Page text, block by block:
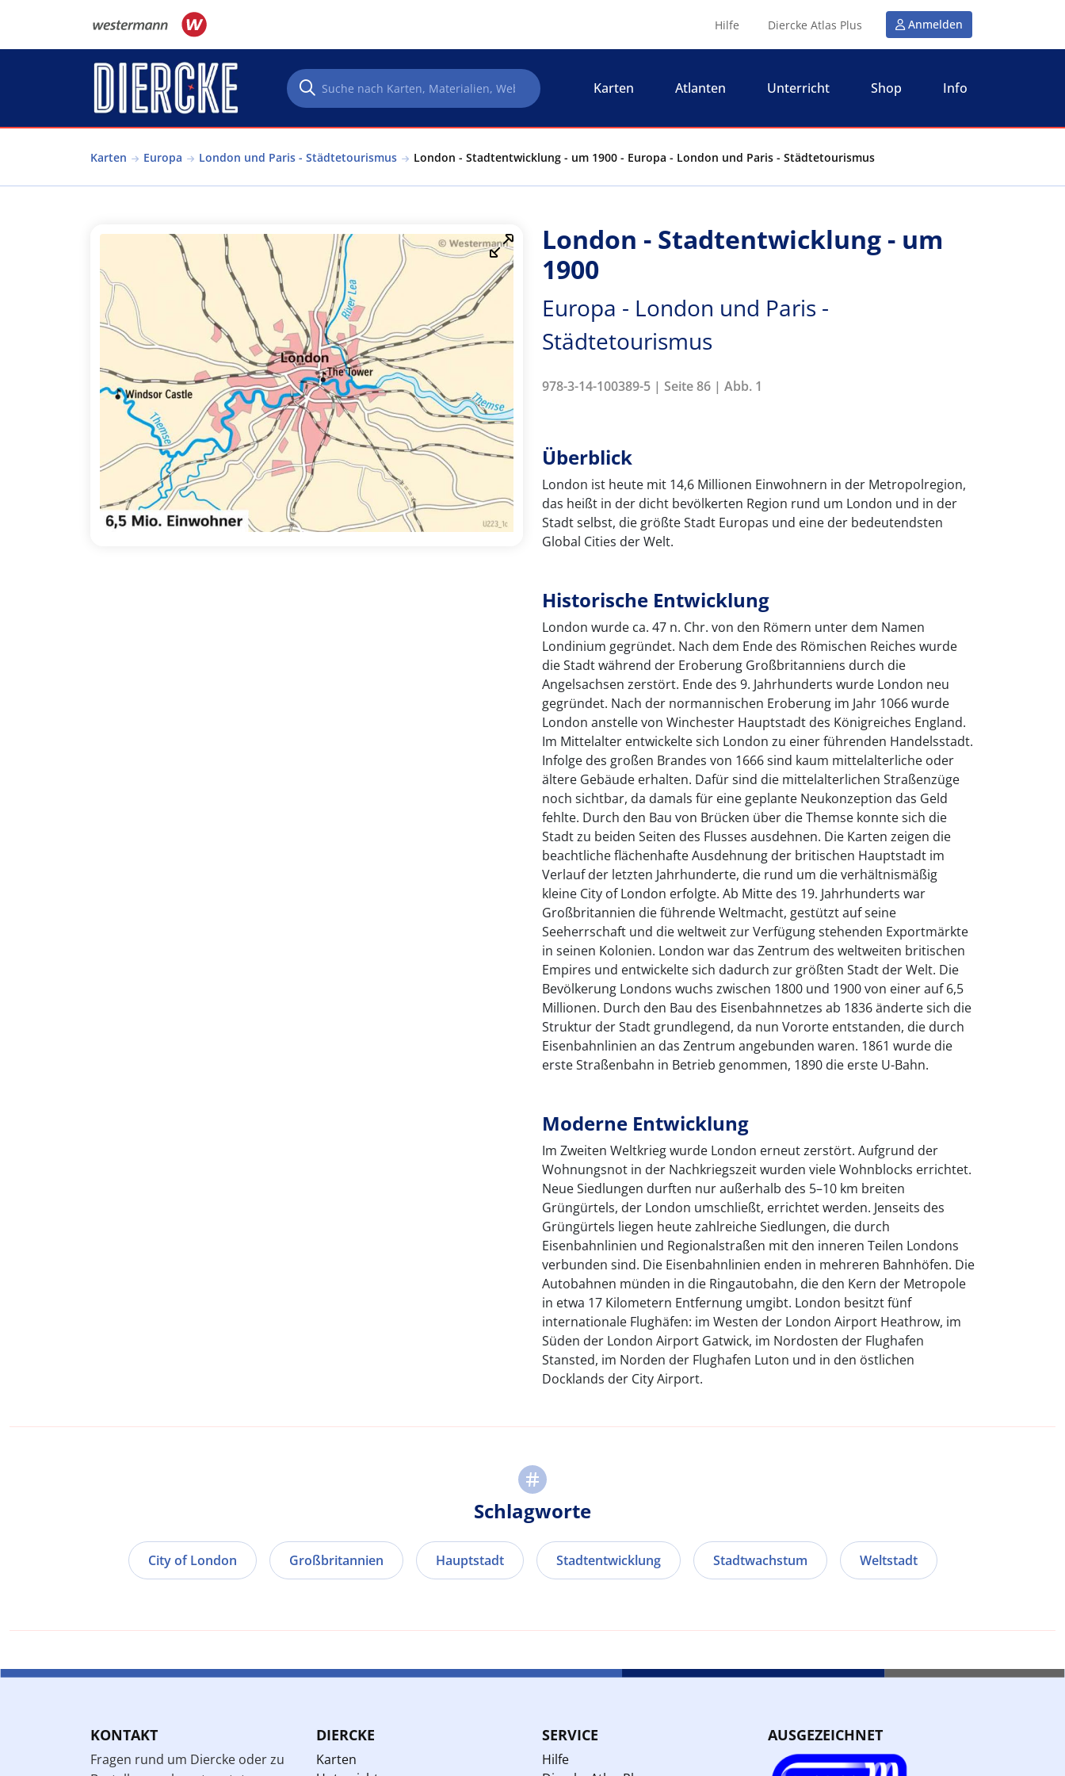
Hilfe Diercke Atlas Plus Anmelden
Karten Atlanten Unterricht Shop Info
Karten Europa London und Paris - Städtetourismus London - Stadtentwicklung - um 1900 - Europa - London und Paris - Städtetourismus
London - Stadtentwicklung - um
1900
Europa - London und Paris -
Städtetourismus
978-3-14-100389-5 | Seite 86 | Abb. 1
Überblick
London ist heute mit 14,6 Millionen Einwohnern in der Metropolregion,
das heißt in der dicht bevölkerten Region rund um London und in der
Stadt selbst, die größte Stadt Europas und eine der bedeutendsten
Global Cities der Welt.
Historische Entwicklung
London wurde ca. 47 n. Chr. von den Römern unter dem Namen
Londinium gegründet. Nach dem Ende des Römischen Reiches wurde
die Stadt während der Eroberung Großbritanniens durch die
Angelsachsen zerstört. Ende des 9. Jahrhunderts wurde London neu
gegründet. Nach der normannischen Eroberung im Jahr 1066 wurde
London anstelle von Winchester Hauptstadt des Königreiches England.
Im Mittelalter entwickelte sich London zu einer führenden Handelsstadt.
Infolge des großen Brandes von 1666 sind kaum mittelalterliche oder
ältere Gebäude erhalten. Dafür sind die mittelalterlichen Straßenzüge
noch sichtbar, da damals für eine geplante Neukonzeption das Geld
fehlte. Durch den Bau von Brücken über die Themse konnte sich die
Stadt zu beiden Seiten des Flusses ausdehnen. Die Karten zeigen die
beachtliche flächenhafte Ausdehnung der britischen Hauptstadt im
Verlauf der letzten Jahrhunderte, die rund um die verhältnismäßig
kleine City of London erfolgte. Ab Mitte des 19. Jahrhunderts war
Großbritannien die führende Weltmacht, gestützt auf seine
Seeherrschaft und die weltweit zur Verfügung stehenden Exportmärkte
in seinen Kolonien. London war das Zentrum des weltweiten britischen
Empires und entwickelte sich dadurch zur größten Stadt der Welt. Die
Bevölkerung Londons wuchs zwischen 1800 und 1900 von einer auf 6,5
Millionen. Durch den Bau des Eisenbahnnetzes ab 1836 änderte sich die
Struktur der Stadt grundlegend, da nun Vororte entstanden, die durch
Eisenbahnlinien an das Zentrum angebunden waren. 1861 wurde die
erste Straßenbahn in Betrieb genommen, 1890 die erste U-Bahn.
Moderne Entwicklung
Im Zweiten Weltkrieg wurde London erneut zerstört. Aufgrund der
Wohnungsnot in der Nachkriegszeit wurden viele Wohnblocks errichtet.
Neue Siedlungen durften nur außerhalb des 5–10 km breiten
Grüngürtels, der London umschließt, errichtet werden. Jenseits des
Grüngürtels liegen heute zahlreiche Siedlungen, die durch
Eisenbahnlinien und Regionalstraßen mit den inneren Teilen Londons
verbunden sind. Die Eisenbahnlinien enden in mehreren Bahnhöfen. Die
Autobahnen münden in die Ringautobahn, die den Kern der Metropole
in etwa 17 Kilometern Entfernung umgibt. London besitzt fünf
internationale Flughäfen: im Westen der London Airport Heathrow, im
Süden der London Airport Gatwick, im Nordosten der Flughafen
Stansted, im Norden der Flughafen Luton und in den östlichen
Docklands der City Airport.
Schlagworte
City of London Großbritannien Hauptstadt Stadtentwicklung Stadtwachstum Weltstadt
KONTAKT
Fragen rund um Diercke oder zu
DIERCKE
Karten
SERVICE
Hilfe
AUSGEZEICHNET